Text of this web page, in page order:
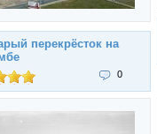
перекрёсток на
0